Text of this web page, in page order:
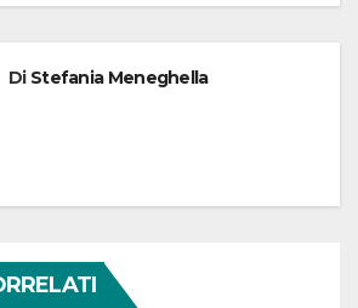
Di Stefania Meneghella